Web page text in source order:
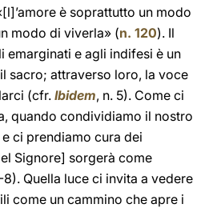
è soprattutto un modo
modo di viverla» (n. 120). Il
emarginati e agli indifesi è un
sacro; attraverso loro, la voce
(cfr. Ibidem, n. 5). Come ci
quando condividiamo il nostro
ci prendiamo cura dei
Signore] sorgerà come
8). Quella luce ci invita a vedere
come un cammino che apre i